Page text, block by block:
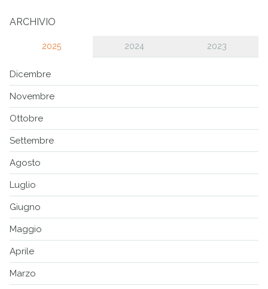
ARCHIVIO
2025 2024 2023
Dicembre
Novembre
Ottobre
Settembre
Agosto
Luglio
Giugno
Maggio
Aprile
Marzo